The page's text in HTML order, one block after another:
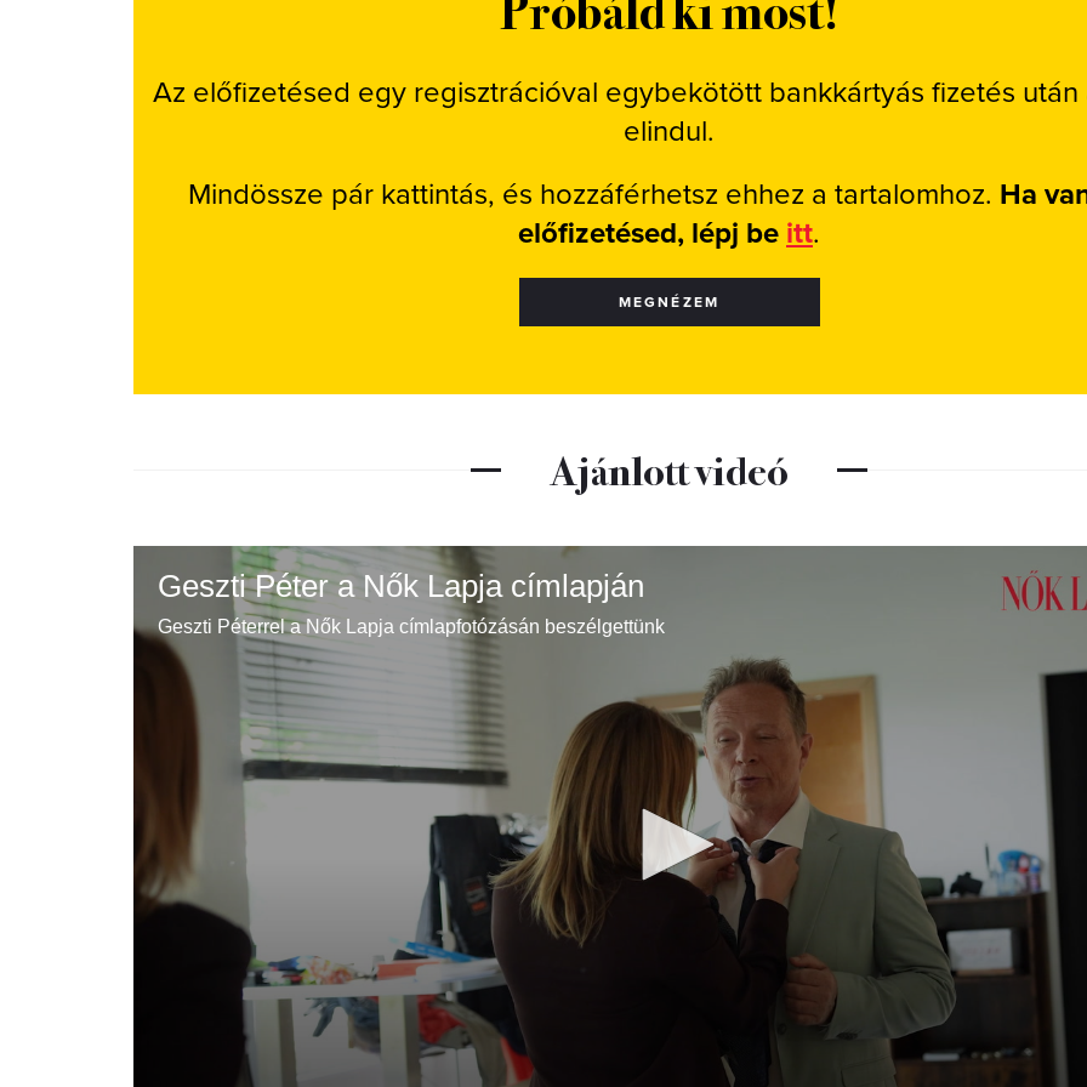
Az előfizetésed egy regisztrációval egybekötött bankkártyás fizetés után
elindul.
Mindössze pár kattintás, és hozzáférhetsz ehhez a tartalomhoz. Ha
előfizetésed, lépj be itt.
MEGNÉZEM
Ajánlott videó
Geszti Péter a Nők Lapja címlapján
Geszti Péterrel a Nők Lapja címlapfotózásán beszélgettünk